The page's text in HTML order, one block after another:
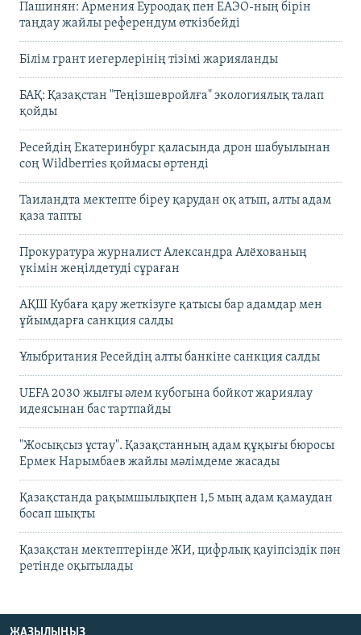
Пашинян: Армения Еуроодақ пен ЕАЭО-ның бірін
таңдау жайлы референдум өткізбейді
Білім грант иегерлерінің тізімі жарияланды
БАҚ: Қазақстан "Теңізшевройлға" экологиялық талап
қойды
Ресейдің Екатеринбург қаласында дрон шабуылынан
соң Wildberries қоймасы өртенді
Таиландта мектепте біреу қарудан оқ атып, алты адам
қаза тапты
Прокуратура журналист Александра Алёхованың
үкімін жеңілдетуді сұраған
АҚШ Кубаға қару жеткізуге қатысы бар адамдар мен
ұйымдарға санкция салды
Ұлыбритания Ресейдің алты банкіне санкция салды
UEFA 2030 жылғы әлем кубогына бойкот жариялау
идеясынан бас тартпайды
"Жосықсыз ұстау". Қазақстанның адам құқығы бюросы
Ермек Нарымбаев жайлы мәлімдеме жасады
Қазақстанда рақымшылықпен 1,5 мың адам қамаудан
босап шықты
Қазақстан мектептерінде ЖИ, цифрлық қауіпсіздік пән
ретінде оқытылады